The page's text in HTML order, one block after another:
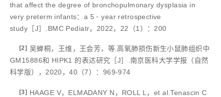
that affect the degree of bronchopulmonary dysplasia in
very preterm infants：a 5 ⁃ year retrospective
study［J］.BMC Pediatr，2022，22（1）：200
[2] 吴蝉桐，王维，王会芳，等.高氧肺损伤新生小鼠肺组织中
GM15886和 HIPK1 的表达研究［J］.南京医科大学学报（自然
科学版），2020，40（7）：969-974
[3] HAAGE V，ELMADANY N，ROLL L，et al.Tenascin C